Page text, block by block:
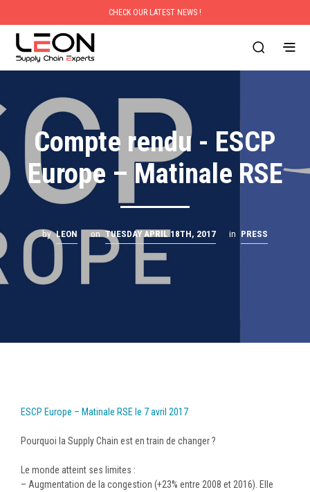
CHECK OUR LATEST NEWS !
Compte rendu - ESCP
Europe – Matinale RSE
by LEON on TUESDAY APRIL 18TH, 2017 in PRESS
ESCP Europe – Matinale RSE le 7 avril 2017
Pourquoi la Supply Chain est en train de changer ?
Le monde atteint ses limites :
– Augmentation de la congestion (+23% entre 2008 et 2016). Elle